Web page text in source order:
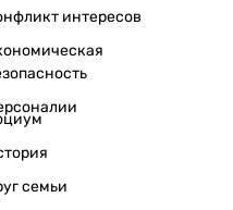
интересов
семьи